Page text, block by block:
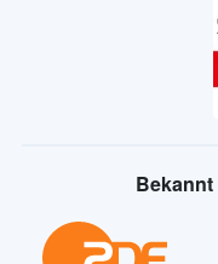
Bekannt